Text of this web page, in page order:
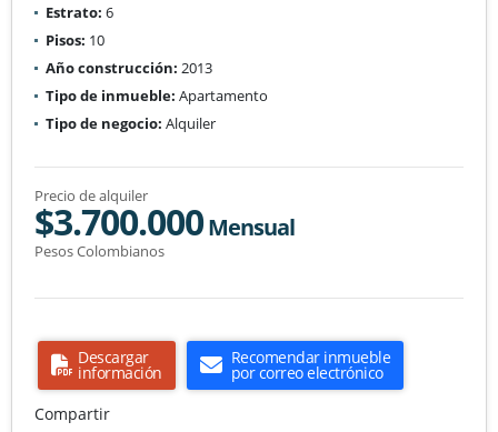
Estrato: 6
Pisos: 10
Año construcción: 2013
Tipo de inmueble: Apartamento
Tipo de negocio: Alquiler
Precio de alquiler
$3.700.000Mensual
Pesos Colombianos
Descargar
información
Recomendar inmueble
por correo electrónico
Compartir